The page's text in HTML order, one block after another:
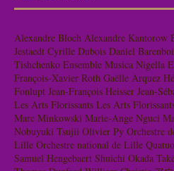
Alexandre Bloch Alexandre Kantorow
Jestaedt Cyrille Dubois Daniel
Tishchenko Ensemble Musica Nigella
François-Xavier Roth Gaëlle Arquez
Fonlupt Jean-François Heisser Jean-
Les Arts Florissants Les Arts
Marc Minkowski Marie-Ange Nguci
Nobuyuki Tsujii Olivier Py Orchestre
Lille Orchestre national de Lille
Samuel Hengebaert Shuichi Okada